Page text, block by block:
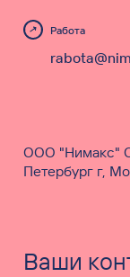
Работа
ООО "Нимакс"
Петербург г,
Ваши